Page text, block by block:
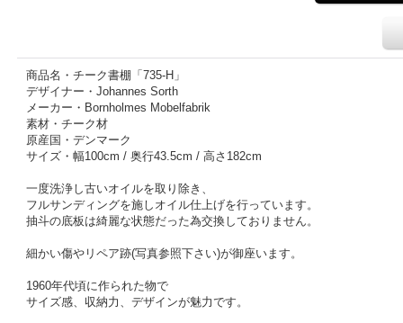
商品名・チーク書棚「735-H」
デザイナー・Johannes Sorth
メーカー・Bornholmes Mobelfabrik
素材・チーク材
原産国・デンマーク
サイズ・幅100cm / 奥行43.5cm / 高さ182cm
一度洗浄し古いオイルを取り除き、
フルサンディングを施しオイル仕上げを行っています。
抽斗の底板は綺麗な状態だった為交換しておりません。
細かい傷やリペア跡(写真参照下さい)が御座います。
1960年代頃に作られた物で
サイズ感、収納力、デザインが魅力です。